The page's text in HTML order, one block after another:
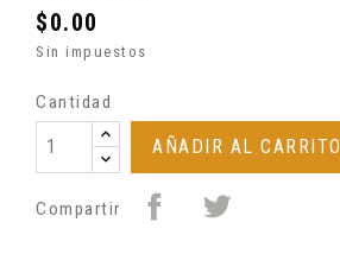
$0.00
Sin impuestos
Cantidad
AÑADIR AL CARRITO
Compartir